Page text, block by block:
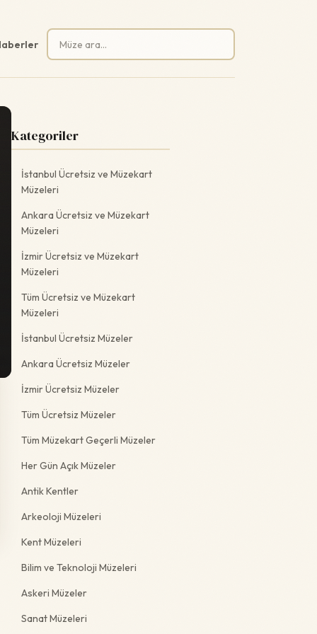
Arama:
Kategoriler
İstanbul Ücretsiz ve Müzekart
Müzeleri
Ankara Ücretsiz ve Müzekart
Müzeleri
İzmir Ücretsiz ve Müzekart
Müzeleri
Tüm Ücretsiz ve Müzekart
Müzeleri
İstanbul Ücretsiz Müzeler
Ankara Ücretsiz Müzeler
İzmir Ücretsiz Müzeler
Tüm Ücretsiz Müzeler
Tüm Müzekart Geçerli Müzeler
Her Gün Açık Müzeler
Antik Kentler
Arkeoloji Müzeleri
Kent Müzeleri
Bilim ve Teknoloji Müzeleri
Askeri Müzeler
Sanat Müzeleri